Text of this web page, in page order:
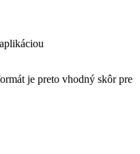
je preto vhodný skôr pre